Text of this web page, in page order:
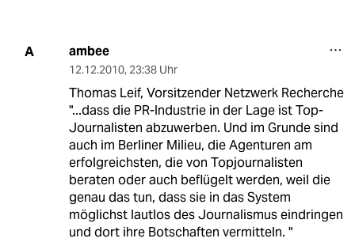
A ambee
12.12.2010, 23:38 Uhr
Thomas Leif, Vorsitzender Netzwerk Recherche
"...dass die PR-Industrie in der Lage ist Top-
Journalisten abzuwerben. Und im Grunde sind
auch im Berliner Milieu, die Agenturen am
erfolgreichsten, die von Topjournalisten
beraten oder auch beflügelt werden, weil die
genau das tun, dass sie in das System
möglichst lautlos des Journalismus eindringen
und dort ihre Botschaften vermitteln. "